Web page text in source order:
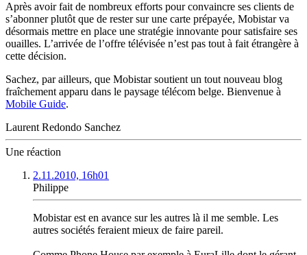
Après avoir fait de nombreux efforts pour convaincre ses clients de
s’abonner plutôt que de rester sur une carte prépayée, Mobistar va
désormais mettre en place une stratégie innovante pour satisfaire ses
ouailles. L’arrivée de l’offre télévisée n’est pas tout à fait étrangère à
cette décision.
Sachez, par ailleurs, que Mobistar soutient un tout nouveau blog
fraîchement apparu dans le paysage télécom belge. Bienvenue à
Mobile Guide.
Laurent Redondo Sanchez
Une réaction
2.11.2010, 16h01
Philippe
Mobistar est en avance sur les autres là il me semble. Les
autres sociétés feraient mieux de faire pareil.